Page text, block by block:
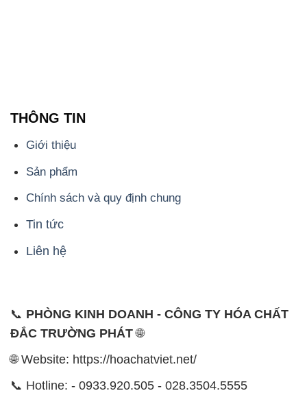
THÔNG TIN
Giới thiệu
Sản phẩm
Chính sách và quy định chung
Tin tức
Liên hệ
📞 PHÒNG KINH DOANH - CÔNG TY HÓA CHẤT
ĐẮC TRƯỜNG PHÁT🌐
🌐 Website: https://hoachatviet.net/
📞 Hotline: - 0933.920.505 - 028.3504.5555